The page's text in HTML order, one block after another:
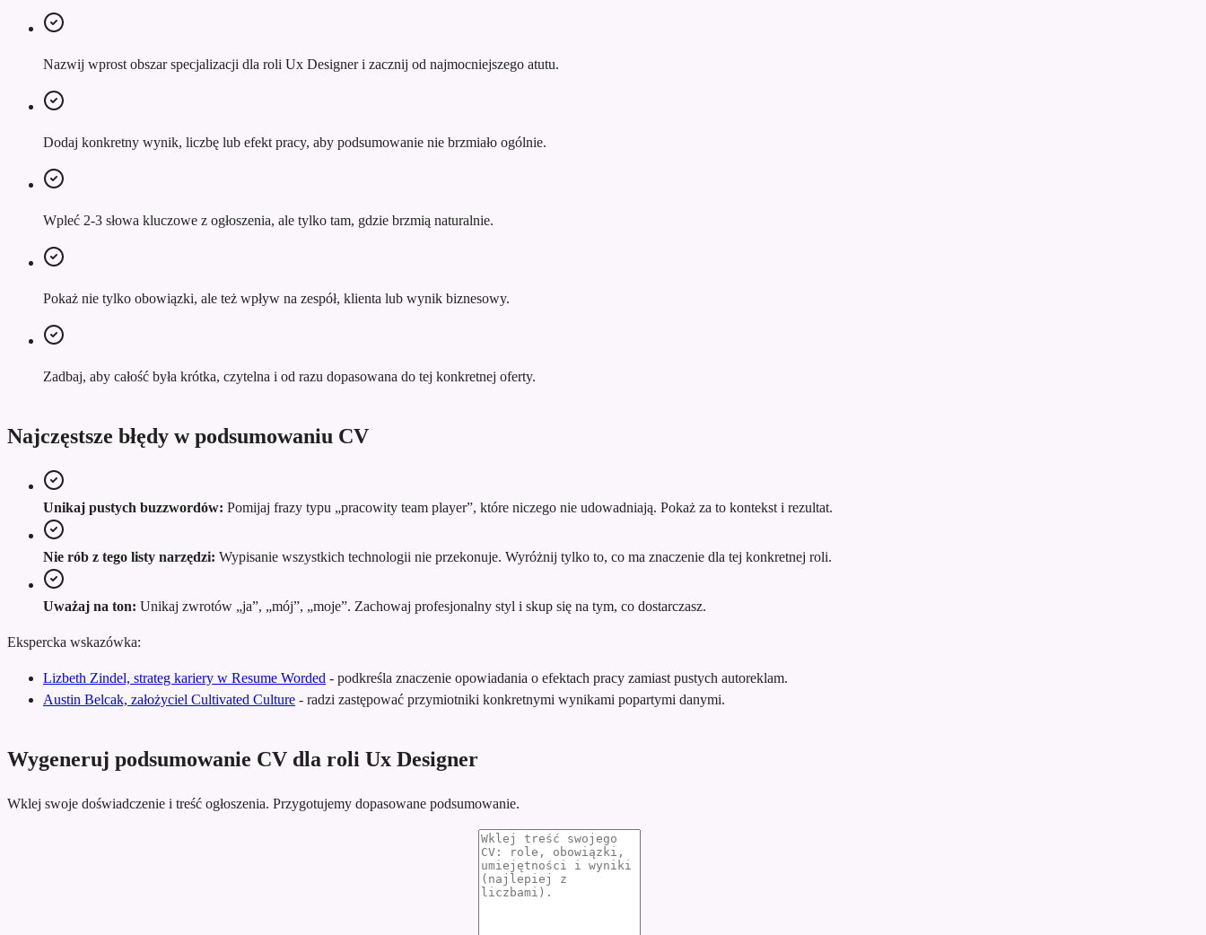
Nazwij wprost obszar specjalizacji dla roli Ux Designer i zacznij od najmocniejszego atutu.
Dodaj konkretny wynik, liczbę lub efekt pracy, aby podsumowanie nie brzmiało ogólnie.
Wpleć 2-3 słowa kluczowe z ogłoszenia, ale tylko tam, gdzie brzmią naturalnie.
Pokaż nie tylko obowiązki, ale też wpływ na zespół, klienta lub wynik biznesowy.
Zadbaj, aby całość była krótka, czytelna i od razu dopasowana do tej konkretnej oferty.
Najczęstsze błędy w podsumowaniu CV
Unikaj pustych buzzwordów: Pomijaj frazy typu „pracowity team player”, które niczego nie udowadniają. Pokaż za to kontekst i rezultat.
Nie rób z tego listy narzędzi: Wypisanie wszystkich technologii nie przekonuje. Wyróżnij tylko to, co ma znaczenie dla tej konkretnej roli.
Uważaj na ton: Unikaj zwrotów „ja”, „mój”, „moje”. Zachowaj profesjonalny styl i skup się na tym, co dostarczasz.
Ekspercka wskazówka:
Lizbeth Zindel, strateg kariery w Resume Worded - podkreśla znaczenie opowiadania o efektach pracy zamiast pustych autoreklam.
Austin Belcak, założyciel Cultivated Culture - radzi zastępować przymiotniki konkretnymi wynikami popartymi danymi.
Wygeneruj podsumowanie CV dla roli Ux Designer
Wklej swoje doświadczenie i treść ogłoszenia. Przygotujemy dopasowane podsumowanie.